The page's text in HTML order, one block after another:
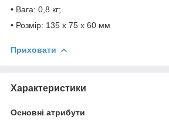
• Вага: 0,8 кг;
• Розмір: 135 x 75 x 60 мм
Приховати
Характеристики
Основні атрибути